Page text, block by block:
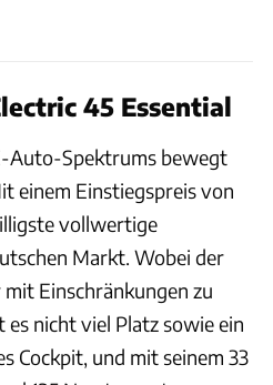
45 Essential
Auto-Spektrums bewegt
einem Einstiegspreis von
vollwertige
Markt. Wobei der
Einschränkungen zu
nicht viel Platz sowie ein
Cockpit, und mit seinem 33